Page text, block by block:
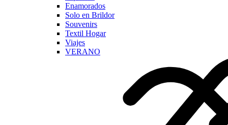
Enamorados
Solo en Brildor
Souvenirs
Textil Hogar
Viajes
VERANO